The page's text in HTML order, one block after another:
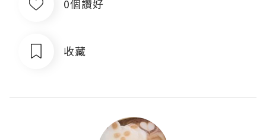
0個讚好
收藏